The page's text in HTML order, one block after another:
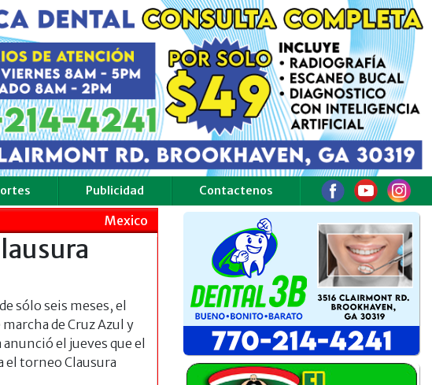
Publicidad Contactenos
Mexico
sólo seis meses, el
de Cruz Azul y
anunció el jueves que el
el torneo Clausura